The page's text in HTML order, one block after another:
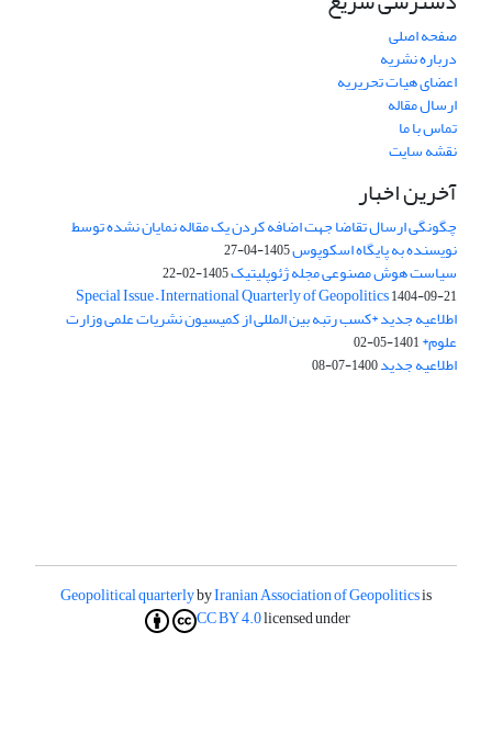
صفحه اصلی
درباره نشریه
اعضای هیات تحریریه
ارسال مقاله
تماس با ما
نقشه سایت
آخرین اخبار
چگونگی ارسال تقاضا جهت اضافه کردن یک مقاله نمایان نشده توسط
نویسنده به پایگاه اسکوپوس1405-04-27
سیاست هوش مصنوعی مجله ژئوپلیتیک1405-02-22
Special Issue – International Quarterly of Geopolitics1404-09-21
اطلاعیه جدید *کسب رتبه بین المللی از کمیسیون نشریات علمی وزارت
علوم*1401-05-02
اطلاعیه جدید1400-07-08
Geopolitical quarterlybyIranian Association of Geopoliticsis
licensed under
CC BY 4.0